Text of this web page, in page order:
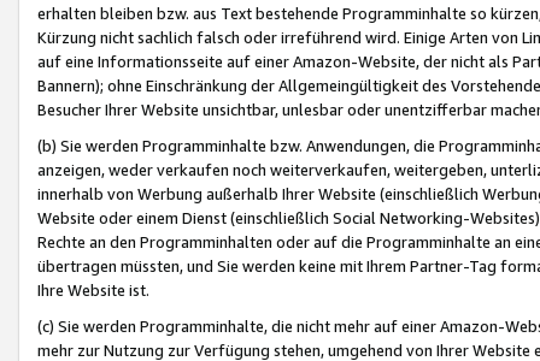
erhalten bleiben bzw. aus Text bestehende Programminhalte so
Kürzung nicht sachlich falsch oder irreführend wird. Einige Arten von
auf eine Informationsseite auf einer Amazon-Website, der nicht als
Bannern); ohne Einschränkung der Allgemeingültigkeit des
Besucher Ihrer Website unsichtbar, unlesbar oder unentzifferbar
(b) Sie werden Programminhalte bzw. Anwendungen, die
anzeigen, weder verkaufen noch weiterverkaufen, weitergeben,
innerhalb von Werbung außerhalb Ihrer Website (einschließlich
Website oder einem Dienst (einschließlich Social Networking-
Rechte an den Programminhalten oder auf die Programminhalte an
übertragen müssten, und Sie werden keine mit Ihrem Partner-Tag
Ihre Website ist.
(c) Sie werden Programminhalte, die nicht mehr auf einer Amazon-
mehr zur Nutzung zur Verfügung stehen, umgehend von Ihrer